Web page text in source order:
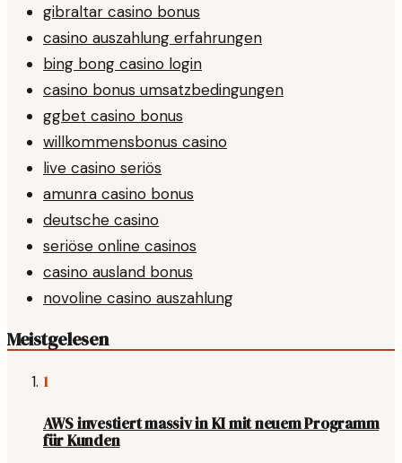
gibraltar casino bonus
casino auszahlung erfahrungen
bing bong casino login
casino bonus umsatzbedingungen
ggbet casino bonus
willkommensbonus casino
live casino seriös
amunra casino bonus
deutsche casino
seriöse online casinos
casino ausland bonus
novoline casino auszahlung
Meistgelesen
1
AWS investiert massiv in KI mit neuem Programm
für Kunden